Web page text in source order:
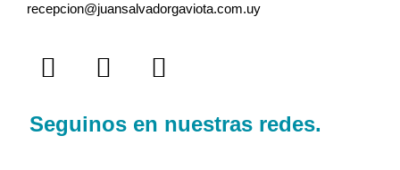
recepcion@juansalvadorgaviota.com.uy
Seguinos en nuestras redes.